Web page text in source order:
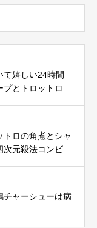
て嬉しい24時間
とトロットロ味
トロの角煮とシャ
次元殺法コンビ
チャーシューは病